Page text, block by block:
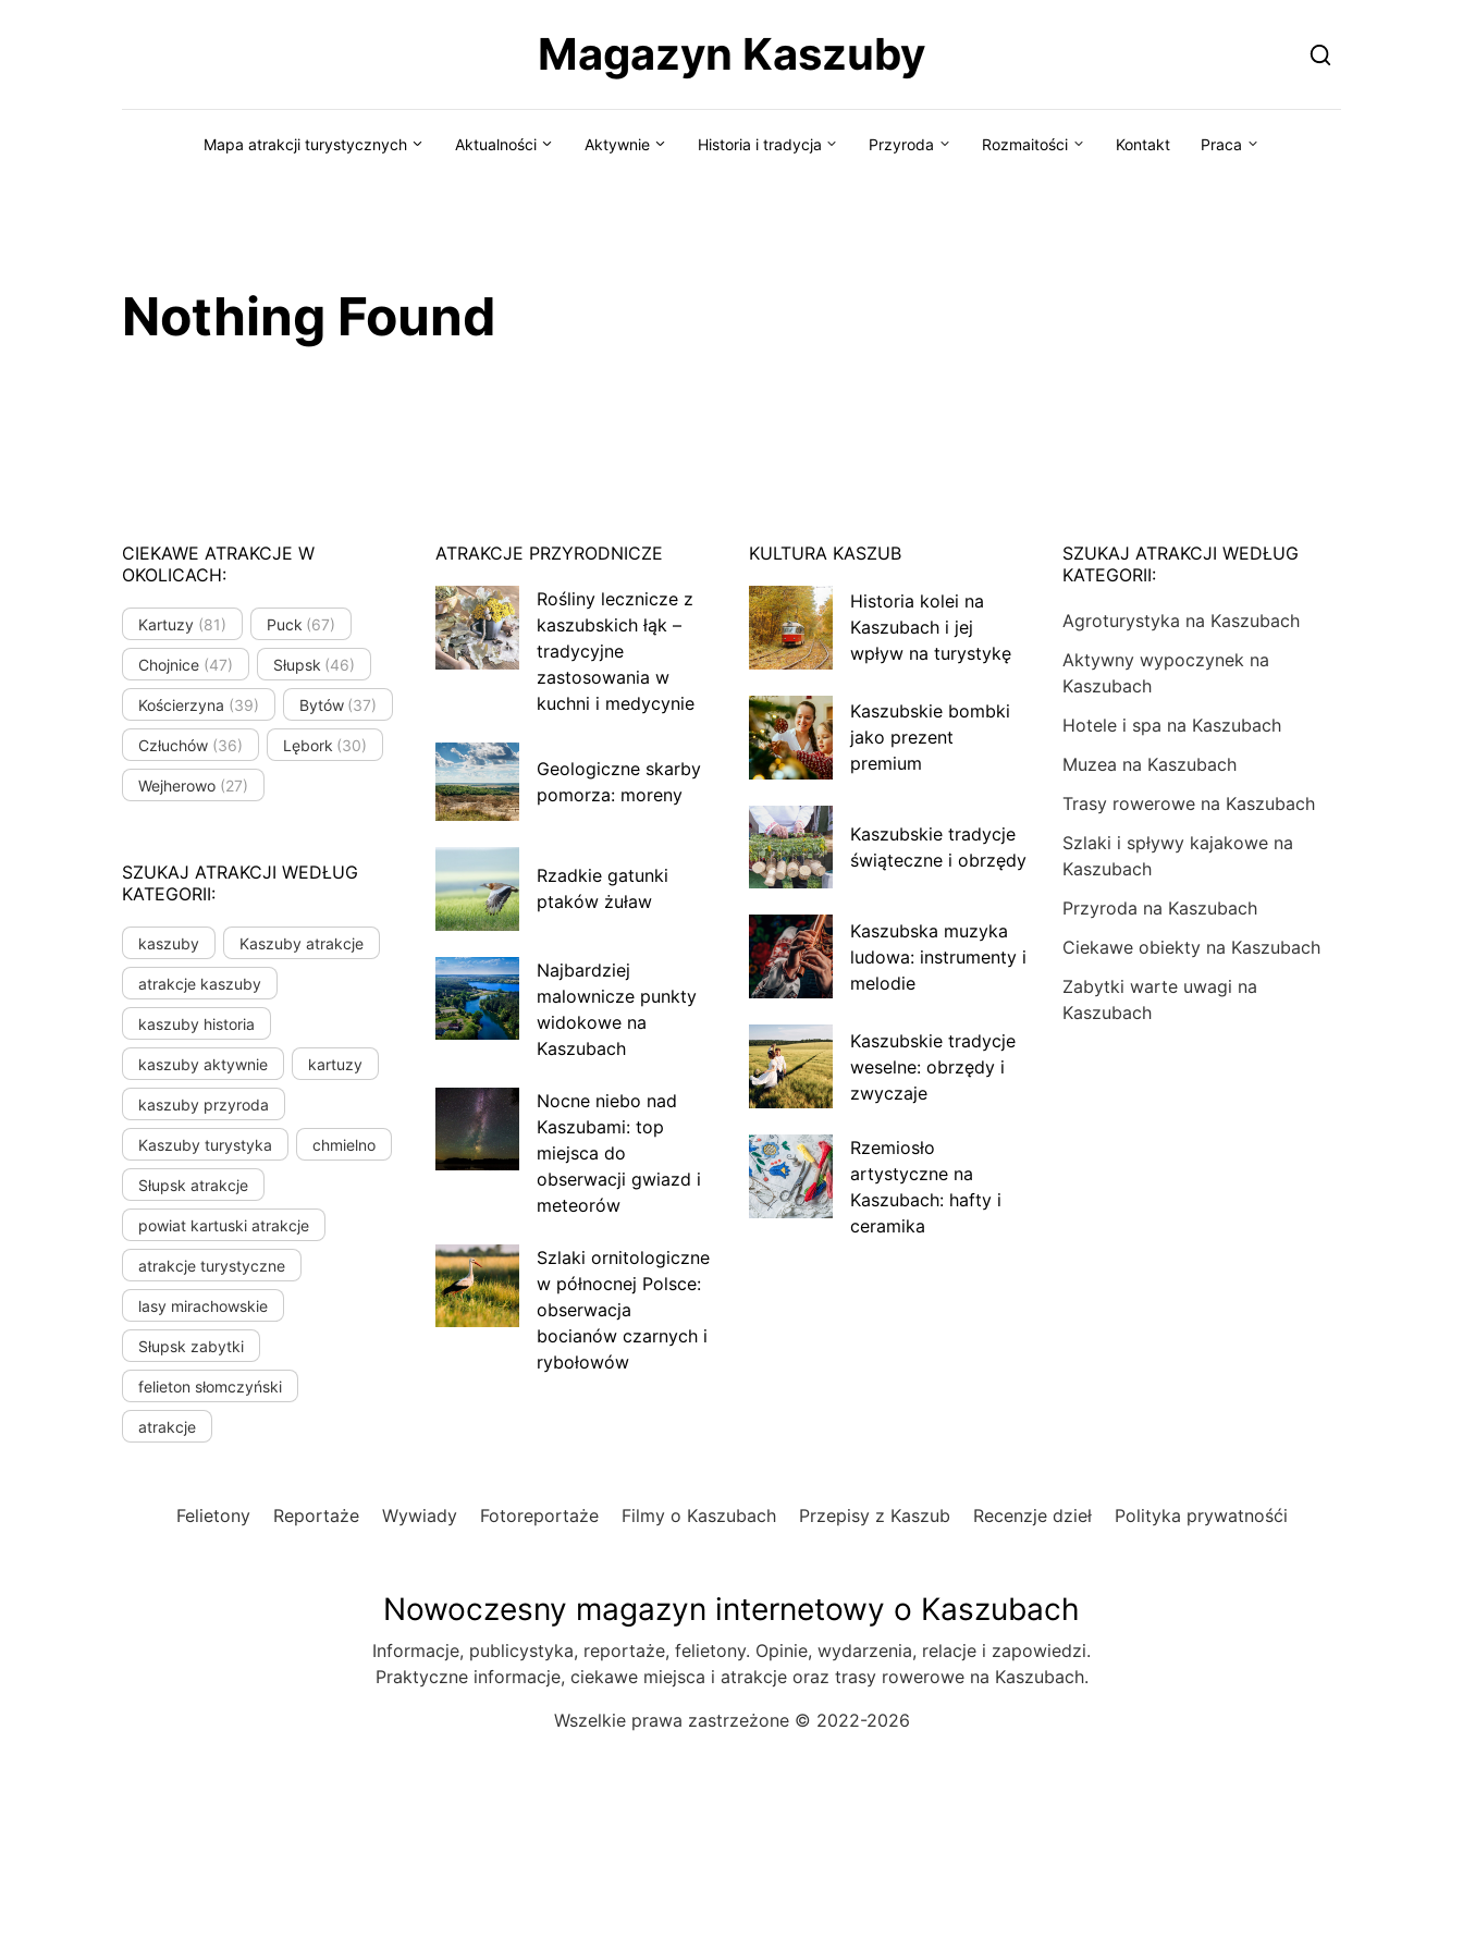
Magazyn Kaszuby
Mapa atrakcji turystycznych Aktualności Aktywnie Historia i tradycja Przyroda Rozmaitości Kontakt Praca
Nothing Found
CIEKAWE ATRAKCJE W
OKOLICACH:
Kartuzy (81) Puck (67)
Chojnice (47) Słupsk (46)
Kościerzyna (39) Bytów (37)
Człuchów (36) Lębork (30)
Wejherowo (27)
SZUKAJ ATRAKCJI WEDŁUG
KATEGORII:
kaszuby Kaszuby atrakcje
atrakcje kaszuby
kaszuby historia
kaszuby aktywnie kartuzy
kaszuby przyroda
Kaszuby turystyka chmielno
Słupsk atrakcje
powiat kartuski atrakcje
atrakcje turystyczne
lasy mirachowskie
Słupsk zabytki
felieton słomczyński
atrakcje
ATRAKCJE PRZYRODNICZE
Rośliny lecznicze z
kaszubskich łąk –
tradycyjne
zastosowania w
kuchni i medycynie
Geologiczne skarby
pomorza: moreny
Rzadkie gatunki
ptaków żuław
Najbardziej
malownicze punkty
widokowe na
Kaszubach
Nocne niebo nad
Kaszubami: top
miejsca do
obserwacji gwiazd i
meteorów
Szlaki ornitologiczne
w północnej Polsce:
obserwacja
bocianów czarnych i
rybołowów
KULTURA KASZUB
Historia kolei na
Kaszubach i jej
wpływ na turystykę
Kaszubskie bombki
jako prezent
premium
Kaszubskie tradycje
świąteczne i obrzędy
Kaszubska muzyka
ludowa: instrumenty i
melodie
Kaszubskie tradycje
weselne: obrzędy i
zwyczaje
Rzemiosło
artystyczne na
Kaszubach: hafty i
ceramika
SZUKAJ ATRAKCJI WEDŁUG
KATEGORII:
Agroturystyka na Kaszubach
Aktywny wypoczynek na
Kaszubach
Hotele i spa na Kaszubach
Muzea na Kaszubach
Trasy rowerowe na Kaszubach
Szlaki i spływy kajakowe na
Kaszubach
Przyroda na Kaszubach
Ciekawe obiekty na Kaszubach
Zabytki warte uwagi na
Kaszubach
Felietony Reportaże Wywiady Fotoreportaże Filmy o Kaszubach Przepisy z Kaszub Recenzje dzieł Polityka prywatnośći
Nowoczesny magazyn internetowy o Kaszubach
Informacje, publicystyka, reportaże, felietony. Opinie, wydarzenia, relacje i zapowiedzi.
Praktyczne informacje, ciekawe miejsca i atrakcje oraz trasy rowerowe na Kaszubach.
Wszelkie prawa zastrzeżone © 2022-2026